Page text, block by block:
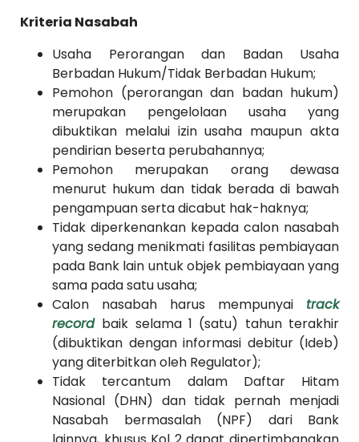
Kriteria Nasabah
Usaha Perorangan dan Badan Usaha
Berbadan Hukum/Tidak Berbadan Hukum;
Pemohon (perorangan dan badan hukum)
merupakan pengelolaan usaha yang
dibuktikan melalui izin usaha maupun akta
pendirian beserta perubahannya;
Pemohon merupakan orang dewasa
menurut hukum dan tidak berada di bawah
pengampuan serta dicabut hak-haknya;
Tidak diperkenankan kepada calon nasabah
yang sedang menikmati fasilitas pembiayaan
pada Bank lain untuk objek pembiayaan yang
sama pada satu usaha;
Calon nasabah harus mempunyai track
record baik selama 1 (satu) tahun terakhir
(dibuktikan dengan informasi debitur (Ideb)
yang diterbitkan oleh Regulator);
Tidak tercantum dalam Daftar Hitam
Nasional (DHN) dan tidak pernah menjadi
Nasabah bermasalah (NPF) dari Bank